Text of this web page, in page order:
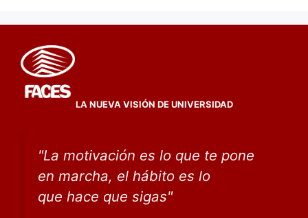
LA NUEVA VISIÓN DE UNIVERSIDAD
"La motivación es lo que te pone
en marcha, el hábito es lo
que hace que sigas"